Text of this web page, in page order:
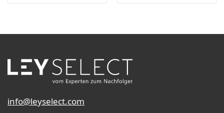
info@leyselect.com